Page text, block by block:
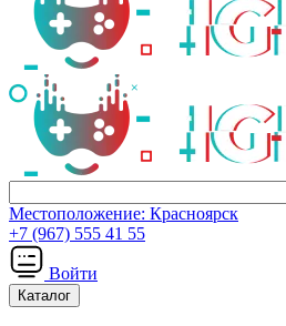
Местоположение: Красноярск
+7 (967) 555 41 55
Войти
Каталог